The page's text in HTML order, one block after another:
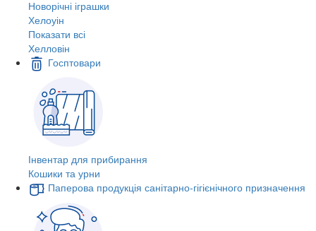
Новорічні іграшки
Хелоуін
Показати всі
Хелловін
Госптовари
Інвентар для прибирання
Кошики та урни
Паперова продукція санітарно-гігієнічного призначення